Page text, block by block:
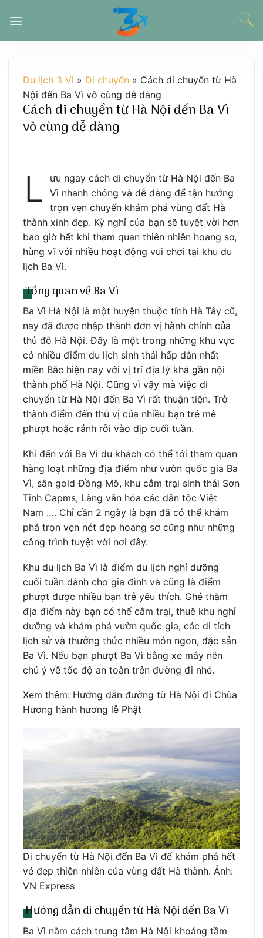
đến
Du lịch 3 Vì » Di chuyển » Cách di chuyển từ Hà
Nội đến Ba Vì vô cùng dễ dàng
Cách di chuyển từ Hà Nội đến Ba Vì
vô cùng dễ dàng
L
ưu ngay cách di chuyển từ Hà Nội đến Ba
Vì nhanh chóng và dễ dàng để tận hưởng
trọn vẹn chuyến khám phá vùng đất Hà
thành xinh đẹp. Kỳ nghỉ của bạn sẽ tuyệt vời hơn
bao giờ hết khi tham quan thiên nhiên hoang sơ,
hùng vĩ với nhiều hoạt động vui chơi tại khu du
lịch Ba Vì.
Tổng quan về Ba Vì
Ba Vì Hà Nội là một huyện thuộc tỉnh Hà Tây cũ,
nay đã được nhập thành đơn vị hành chính của
thủ đô Hà Nội. Đây là một trong những khu vực
có nhiều điểm du lịch sinh thái hấp dẫn nhất
miền Bắc hiện nay với vị trí địa lý khá gần nội
thành phố Hà Nội. Cũng vì vậy mà việc di
chuyển từ Hà Nội đến Ba Vì rất thuận tiện. Trở
thành điểm đến thú vị của nhiều bạn trẻ mê
phượt hoặc rảnh rỗi vào dịp cuối tuần.
Khi đến với Ba Vì du khách có thể tới tham quan
hàng loạt những địa điểm như vườn quốc gia Ba
Vì, sân gold Đồng Mô, khu cắm trại sinh thái Sơn
Tinh Capms, Làng văn hóa các dân tộc Việt
Nam …. Chỉ cần 2 ngày là bạn đã có thể khám
phá trọn vẹn nét đẹp hoang sơ cũng như những
công trình tuyệt vời nơi đây.
Khu du lịch Ba Vì là điểm du lịch nghỉ dưỡng
cuối tuần dành cho gia đình và cũng là điểm
phượt được nhiều bạn trẻ yêu thích. Ghé thăm
địa điểm này bạn có thể cắm trại, thuê khu nghỉ
dưỡng và khám phá vườn quốc gia, các di tích
lịch sử và thưởng thức nhiều món ngon, đặc sản
Ba Vì. Nếu bạn phượt Ba Vì bằng xe máy nên
chú ý về tốc độ an toàn trên đường đi nhé.
Xem thêm: Hướng dẫn đường từ Hà Nội đi Chùa
Hương hành hương lễ Phật
Di chuyển từ Hà Nội đến Ba Vì để khám phá hết
vẻ đẹp thiên nhiên của vùng đất Hà thành. Ảnh:
VN Express
Hướng dẫn di chuyển từ Hà Nội đến Ba Vì
Ba Vì nằm cách trung tâm Hà Nội khoảng tầm